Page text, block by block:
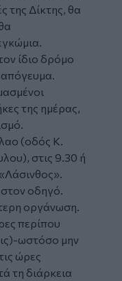
της Δίκτης, θα
ίδιο δρόμο
της ημέρας,
(οδός Κ.
στις 9.30 ή
οδηγό.
οργάνωση.
περίπου
ωστόσο μην
ώρες
τη διάρκεια